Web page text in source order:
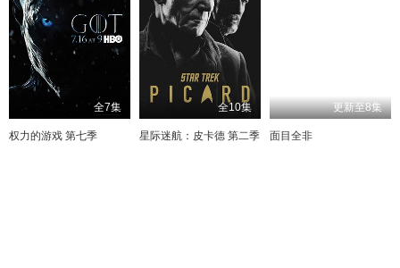
全7集
权力的游戏 第七季
全10集
星际迷航：皮卡德 第二季
更新至8集
面目全非